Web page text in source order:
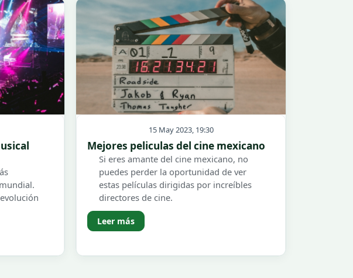
15 May 2023, 19:30
Mejores peliculas del cine mexicano
Si eres amante del cine mexicano, no
puedes perder la oportunidad de ver
estas películas dirigidas por increíbles
directores de cine.
Leer más